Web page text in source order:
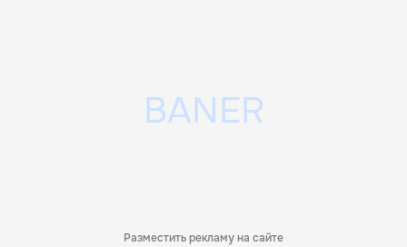
Разместить рекламу на сайте